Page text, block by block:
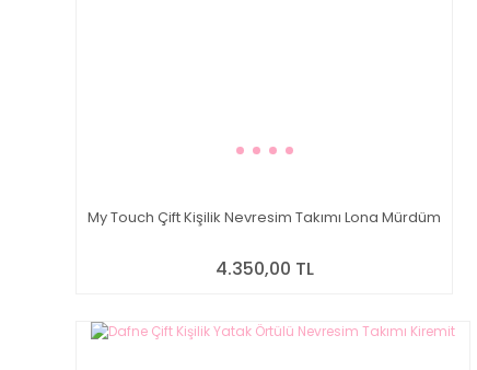
My Touch Çift Kişilik Nevresim Takımı Lona Mürdüm
4.350,00 TL